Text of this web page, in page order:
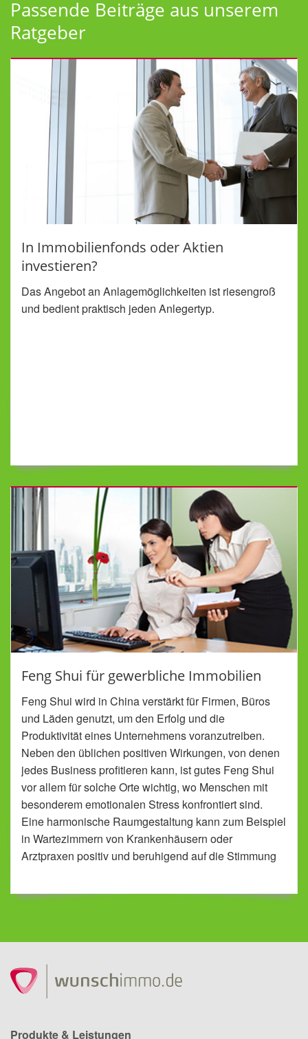
Passende Beiträge aus unserem
Ratgeber
In Immobilienfonds oder Aktien
investieren?
Das Angebot an Anlagemöglichkeiten ist riesengroß
und bedient praktisch jeden Anlegertyp.
Feng Shui für gewerbliche Immobilien
Feng Shui wird in China verstärkt für Firmen, Büros
und Läden genutzt, um den Erfolg und die
Produktivität eines Unternehmens voranzutreiben.
Neben den üblichen positiven Wirkungen, von denen
jedes Business profitieren kann, ist gutes Feng Shui
vor allem für solche Orte wichtig, wo Menschen mit
besonderem emotionalen Stress konfrontiert sind.
Eine harmonische Raumgestaltung kann zum Beispiel
in Wartezimmern von Krankenhäusern oder
Arztpraxen positiv und beruhigend auf die Stimmung
Produkte & Leistungen